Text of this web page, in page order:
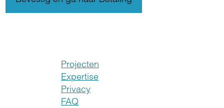
Projecten
Expertise
Privacy
FAQ